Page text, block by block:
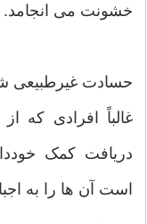
خشونت می انجامد.
حسادت غیرطبیعی
غالباً افرادی که
دریافت کمک
است آن ها را به